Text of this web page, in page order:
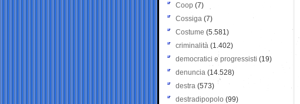
Coop (7)
Cossiga (7)
Costume (5.581)
criminalità (1.402)
democratici e progressisti (19)
denuncia (14.528)
destra (573)
destradipopolo (99)